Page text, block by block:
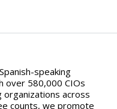
speaking
over 580,000 CIOs
across
counts, we promote